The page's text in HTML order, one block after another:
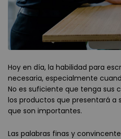
Hoy en día, la habilidad para
necesaria, especialmente
No es suficiente que tenga sus
los productos que presentará a
que son importantes.
Las palabras finas y